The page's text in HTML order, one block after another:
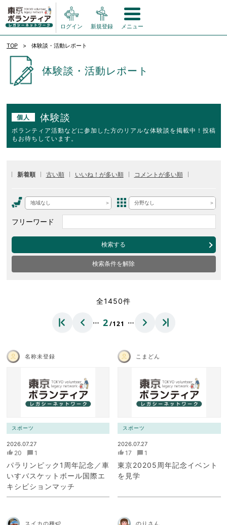
ログイン 新規登録 メニュー
TOP 体験談・活動レポート
体験談・活動レポート
個人 体験談
ボランティア活動などに参加した方のリアルな体験談を掲載中！投稿
もお待ちしています。
新着順 古い順 いいね！が多い順 コメントが多い順
地域なし 分野なし
フリーワード
検索する
検索条件を解除
全1450件
… 2/121 …
名称未登録
スポーツ
2026.07.27
20 1
パラリンピック1周年記念／車
いすバスケットボール国際エ
キシビションマッチ
こまどん
スポーツ
2026.07.27
17 1
東京20205周年記念イベント
を見学
スイカの種🍉 のりさん